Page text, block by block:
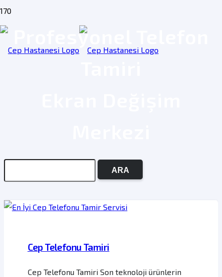
Profesyonel Telefon
ARA
Cep Telefonu Tamiri
Cep Telefonu Tamiri Son teknoloji ürünlerin